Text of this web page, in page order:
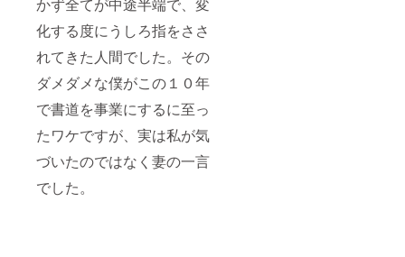
化する度にうしろ指をささ
れてきた人間でした。その
ダメダメな僕がこの１０年
で書道を事業にするに至っ
たワケですが、実は私が気
づいたのではなく妻の一言
でした。